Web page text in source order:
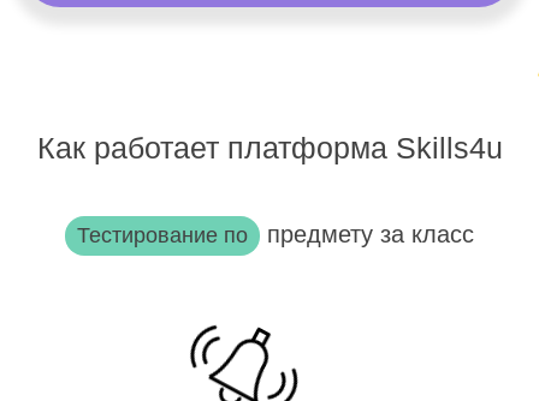
Как работает платформа Skills4u
Тестирование по предмету за класс